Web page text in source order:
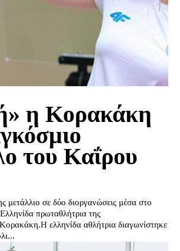
η Κορακάκη
του Καΐρου
μετάλλιο σε δύο διοργανώσεις μέσα στο
πρωταθλήτρια της
ελληνίδα αθλήτρια διαγωνίστηκε